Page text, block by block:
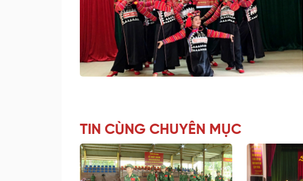
TIN CÙNG CHUYÊN MỤC